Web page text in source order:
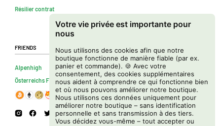
Votre vie privée est importante pour
nous
Nous utilisons des cookies afin que notre
boutique fonctionne de manière fiable (par ex.
panier et commande). 🍪 Avec votre
consentement, des cookies supplémentaires
nous aident à comprendre ce qui fonctionne bien
et où nous pouvons améliorer notre boutique.
Nous utilisons ces données uniquement pour
améliorer notre boutique – sans identification
personnelle et sans transmission à des tiers.
Vous décidez vous-même – tout accepter ou
Résilier contrat
Friends
Alpenhigh
Österreichs Firmenverzeichnis